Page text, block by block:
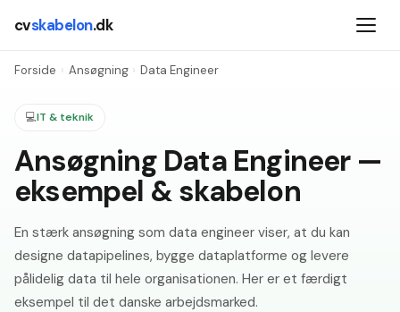
cvskabelon.dk
Forside › Ansøgning › Data Engineer
💻IT & teknik
Ansøgning Data Engineer —
eksempel & skabelon
En stærk ansøgning som data engineer viser, at du kan
designe datapipelines, bygge dataplatforme og levere
pålidelig data til hele organisationen. Her er et færdigt
eksempel til det danske arbejdsmarked.